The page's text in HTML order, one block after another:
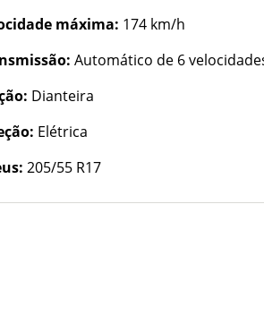
máxima: 174 km/h
Automático de 6
Dianteira
Elétrica
205/55 R17